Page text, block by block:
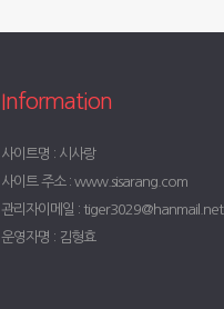
Information
사이트명 : 시사랑
사이트 주소 : www.sisarang.com
관리자이메일 : tiger3029@hanmail.net
운영자명 : 김형효